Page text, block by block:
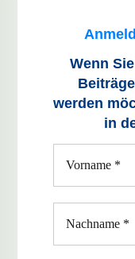
Wenn
Beiträge
werden
in